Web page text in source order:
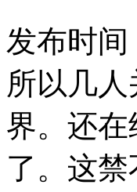
发布时
所以几
界。还
了。这